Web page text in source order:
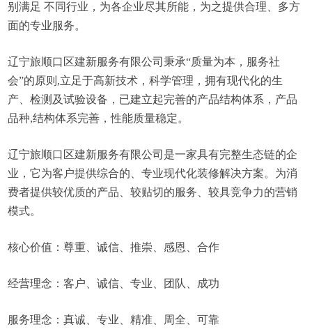
别满足 不同行业，为各企业尽其所能，为之提供合理、多方
面的专业服务。
辽宁旅顺口区建新服务有限公司秉承“质量为本，服务社
会”的原则,立足于高新技术，科学管理，拥有现代化的生
产、检测及试验设备，已建立起完善的产品结构体系，产品
品种,结构体系完善，性能质量稳定。
辽宁旅顺口区建新服务有限公司是一家具有完整生态链的企
业，它为客户提供综合的、专业现代化装修解决方案。为消
费者提供较优质的产品、较贴切的服务、较具竞争力的营销
模式。
核心价值：尊重、诚信、推崇、感恩、合作
经营理念：客户、诚信、专业、团队、成功
服务理念：真诚、专业、精准、周全、可靠